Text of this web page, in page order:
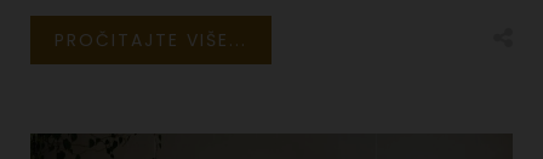
PROČITAJTE VIŠE...